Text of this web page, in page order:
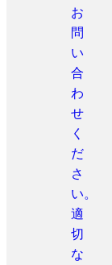
お
問
い
合
わ
せ
く
だ
さ
い。
適
切
な